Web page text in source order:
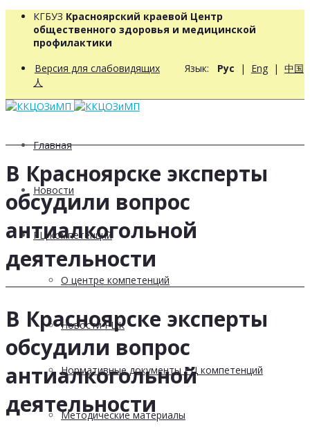
КГБУЗ Красноярский краевой Центр
общественного здоровья и медицинской
профилактики
Версия для слабовидящих Язык: Рус | Eng | 中国
人
Главная
Новости
РЦ компетенций
О центре компетенций
Новости РЦК
Нормативные документы РЦ компетенций
Методические материалы
В Красноярске эксперты
обсудили вопрос
антиалкогольной
деятельности
В Красноярске эксперты
обсудили вопрос
антиалкогольной
деятельности